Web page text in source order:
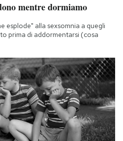
mentre dormiamo
esplode" alla sexsomnia a quegli
prima di addormentarsi (cosa